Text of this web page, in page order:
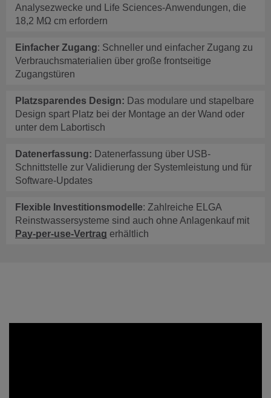
Analysezwecke und Life Sciences-Anwendungen, die
18,2 MΩ cm erfordern
Einfacher Zugang: Schneller und einfacher Zugang zu
Verbrauchsmaterialien über große frontseitige
Zugangstüren
Platzsparendes Design: Das modulare und stapelbare
Design spart Platz bei der Montage an der Wand oder
unter dem Labortisch
Datenerfassung: Datenerfassung über USB-
Schnittstelle zur Validierung der Systemleistung und für
Software-Updates
Flexible Investitionsmodelle: Zahlreiche ELGA
Pay-per-use-Vertrag erhältlich